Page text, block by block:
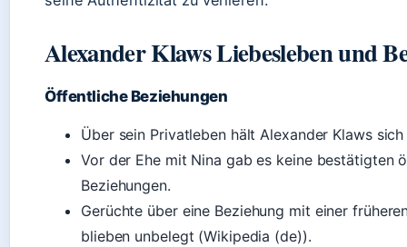
Alexander Klaws Liebesleben und
Öffentliche Beziehungen
Über sein Privatleben hält Alexander Klaws
Vor der Ehe mit Nina gab es keine bestätigten
Beziehungen.
Gerüchte über eine Beziehung mit einer
blieben unbelegt (Wikipedia (de)).